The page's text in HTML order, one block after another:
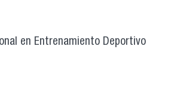
en Entrenamiento Deportivo